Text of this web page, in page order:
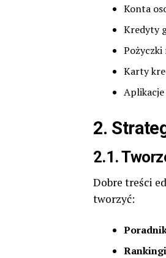
Konta
Kredyty
Karty
2.
2.1.
Dobre treści
tworzyć:
Rankingi